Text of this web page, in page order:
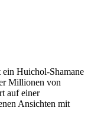
ein Huichol-Shamane
Millionen von
auf einer
Ansichten mit